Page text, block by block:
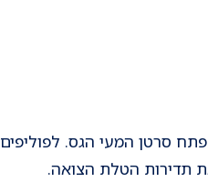
סרטן המעי הגס. לפוליפים
תדירות הטלת הצואה.